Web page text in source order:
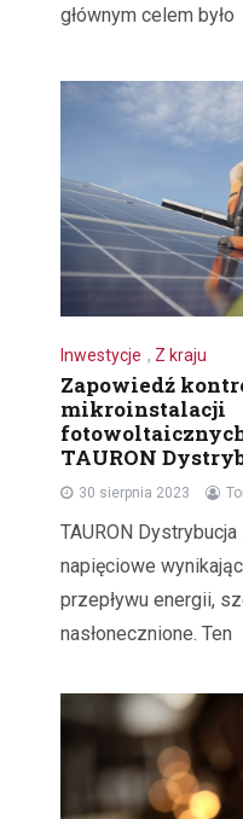
głównym celem było
Inwestycje , Z kraju
Zapowiedź
mikroinstalacji
TAURON
30 sierpnia 2023
TAURON
napięciowe
przepływu energii,
nasłonecznione. Ten